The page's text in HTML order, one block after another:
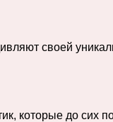
своей
которые до сих